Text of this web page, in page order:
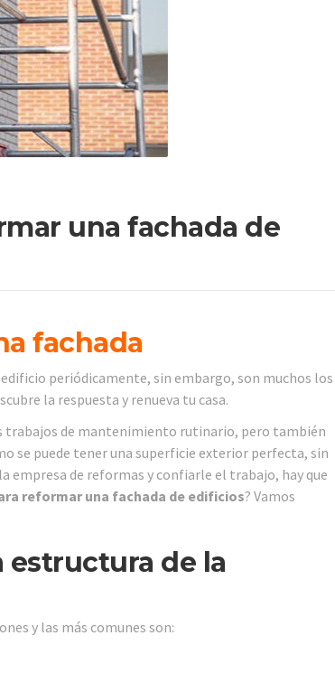
una fachada de
fachada
periódicamente, sin embargo, son muchos los
la respuesta y renueva tu casa.
trabajos de mantenimiento rutinario, pero también
se puede tener una superficie exterior perfecta, sin
empresa de reformas y confiarle el trabajo, hay que
reformar una fachada de edificios? Vamos
estructura de la
y las más comunes son: